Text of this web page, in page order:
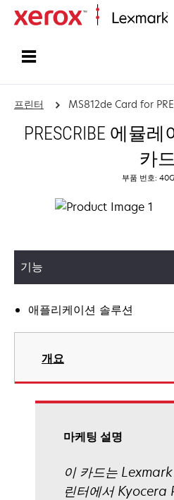
프린터 MS812de Card for
PRESCRIBE 에뮬
카드
부품 번호:
기능
애플리케이션 솔루션
개요
마케팅 설명
이 카드는
린터에서 Kyocera